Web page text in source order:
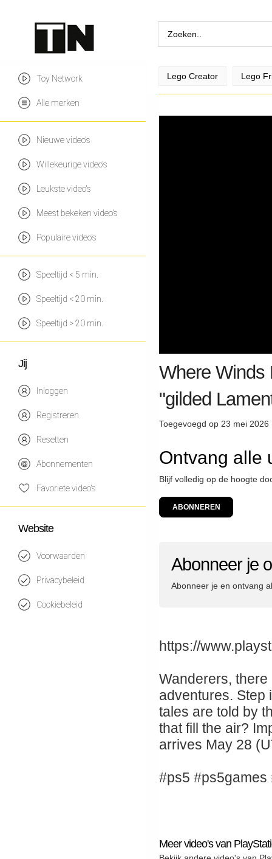
Toy Network
Alle merken
Nieuwe video's
Willekeurige video's
Leukste video's
Meest bekeken video's
Populaire video's
Speeltijd < 5 min.
Speeltijd < 20 min.
Speeltijd > 20 min.
Jij
Inloggen
Registreren
Resetten
Abonnementen
Favoriete video's
Website
Voorwaarden
Privacybeleid
Cookiebeleid
Lego Creator Lego
Where Winds
"gilded
Toegevoegd op 23 mei
Ontvang alle
Blijf volledig op de hoogte
ABONNEREN
Abonneer je
Abonneer je en ontvang
https://
Wanderers,
adventures. Step
tales are told by
that fill the air?
arrives May 28
#ps5
Meer video's van